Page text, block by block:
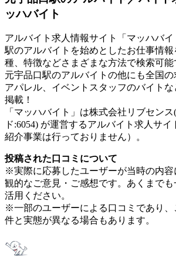
ッハバイト
アルバイト求人情報サイト「マッハバ
駅のアルバイトを始めとしたお仕事情
種、特徴などさまざまな方法で検索可能
元宇品口駅のアルバイトの他にも全国
アパレル、イベントスタッフのバイト
掲載！
「マッハバイト」は株式会社リブセン
ド:6054) が運営するアルバイト求人サ
紹介事業は行っておりません）。
投稿された口コミについて
※実際に応募したユーザーが当時の内容
観的なご意見・ご感想です。あくまで
活用ください。
※一部のユーザーによる口コミであり、
件と実態が異なる場合もあります。